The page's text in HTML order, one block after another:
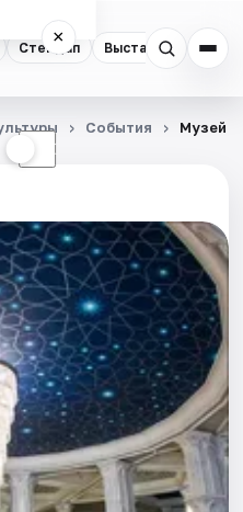
Стендап Выставки
×
☾
События Музей